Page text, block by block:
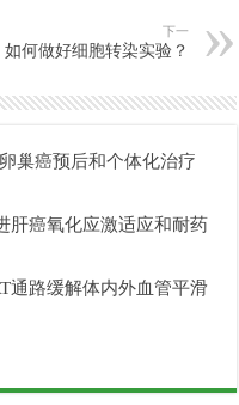
下一
如何做好细胞转染实验？
巢癌预后和个体化治疗
肝癌氧化应激适应和耐药
通路缓解体内外血管平滑